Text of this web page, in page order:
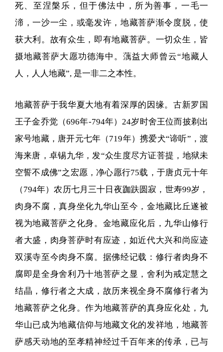
死、至涅槃乐，但于佛法中，所为善事，一毛一
渧，一沙一尘，或毫发许，地藏菩萨渐令度脱，使
获大利。故有众生，即有地藏菩萨。一切众生，皆
摄地藏菩萨大愿功德海中。蕅益大师曾云“地藏人
人，人人地藏”, 是一非二之本性。
地藏菩萨于我华夏大地有着深厚的因缘。古新罗国
王子金乔觉（696年-794年）24岁时舍王位而披剃出
家号地藏，唐开元七年（719年）携爱犬“谛听”，渡
海来唐，卓锡九华，发“众生度尽方证菩提，地狱未
空誓不成佛”之宏愿，净心愿行75载，于唐贞元十年
（794年）农历七月三十日夜跏趺圆寂，世寿99岁，
肉身不腐，真身坐化九华山至今，金地藏比丘遂被
视为地藏菩萨之化身。金地藏应化后，九华山修行
者大盛，肉身菩萨时有应迹，如近代大兴和尚应迹
双溪寺至今肉身不腐。据佛经记载：修行者肉身不
腐即是全身舍利乃十地菩萨之显，舍利为戒定慧之
结晶，修行者之大成，故历来视全身不腐修行者为
地藏菩萨之化身。作为地藏菩萨的真身应化处，九
华山已成为地藏信仰与地藏文化的发祥地，地藏菩
萨感天动地的至孝精神经过千百年来的传承，已与